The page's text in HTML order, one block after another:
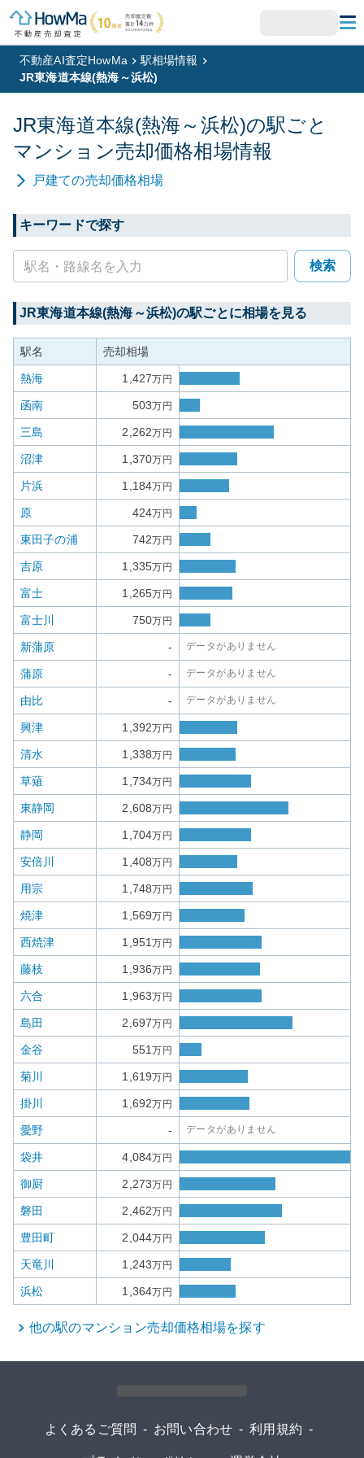
不動産AI査定HowMa
駅相場情報
JR東海道本線(熱海～浜松)
JR東海道本線(熱海～浜松)の駅ごと
マンション売却価格相場情報
戸建ての売却価格相場
キーワードで探す
検索
JR東海道本線(熱海～浜松)の駅ごとに相場を見る
駅名 売却相場
熱海 1,427万円
函南 503万円
三島 2,262万円
沼津 1,370万円
片浜 1,184万円
原 424万円
東田子の浦 742万円
吉原 1,335万円
富士 1,265万円
富士川 750万円
新蒲原 - データがありません
蒲原 - データがありません
由比 - データがありません
興津 1,392万円
清水 1,338万円
草薙 1,734万円
東静岡 2,608万円
静岡 1,704万円
安倍川 1,408万円
用宗 1,748万円
焼津 1,569万円
西焼津 1,951万円
藤枝 1,936万円
六合 1,963万円
島田 2,697万円
金谷 551万円
菊川 1,619万円
掛川 1,692万円
愛野 - データがありません
袋井 4,084万円
御厨 2,273万円
磐田 2,462万円
豊田町 2,044万円
天竜川 1,243万円
浜松 1,364万円
他の駅のマンション売却価格相場を探す
よくあるご質問 - お問い合わせ - 利用規約 -